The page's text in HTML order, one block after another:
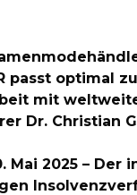
passt optimal
mit
Dr. Christian
Mai 2025 – Der